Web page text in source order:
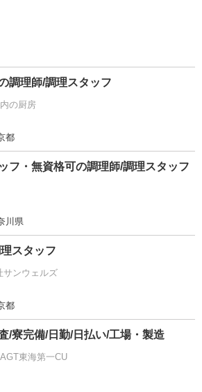
調理師/調理スタッフ
の厨房
都
フ・無資格可の調理師/調理スタッフ
川県
スタッフ
サンウェルズ
都
/寮完備/日勤/日払い/工場・製造
東海第一CU